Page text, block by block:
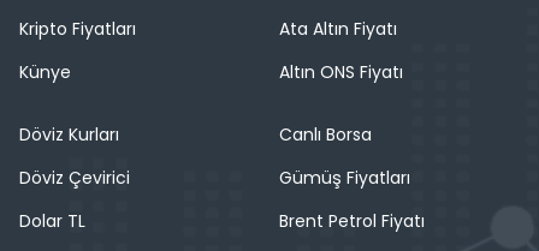
Kripto Fiyatları
Künye
Ata Altın Fiyatı
Altın ONS Fiyatı
Döviz Kurları
Döviz Çevirici
Dolar TL
Canlı Borsa
Gümüş Fiyatları
Brent Petrol Fiyatı